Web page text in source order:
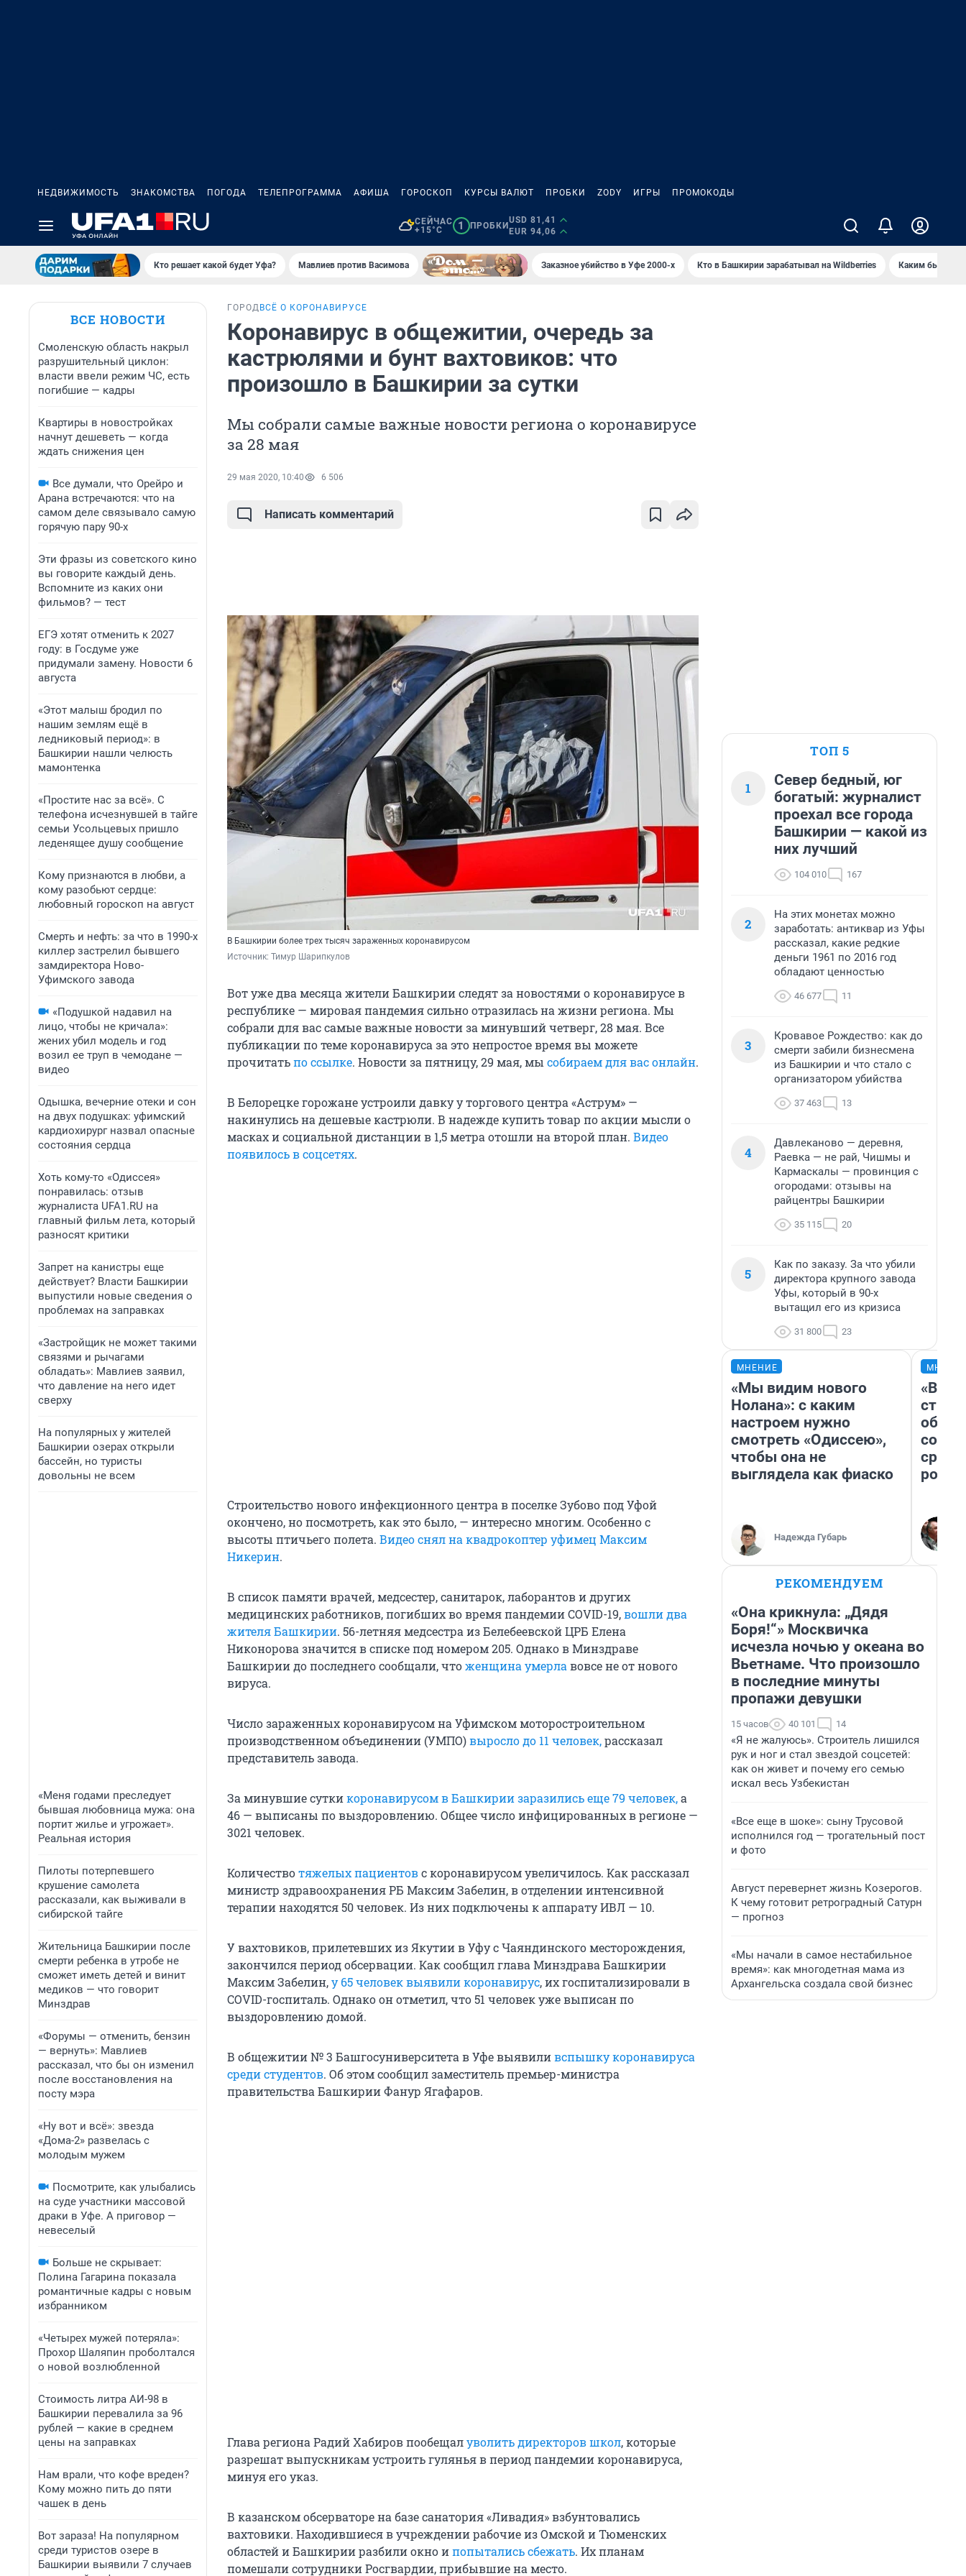
НЕДВИЖИМОСТЬ ЗНАКОМСТВА ПОГОДА ТЕЛЕПРОГРАММА АФИША ГОРОСКОП КУРСЫ ВАЛЮТ ПРОБКИ ZODY ИГРЫ ПРОМОКОДЫ
СЕЙЧАС
+15°C
1 ПРОБКИ
USD 81,41
EUR 94,06
Кто решает какой будет Уфа? Мавлиев против Васимова Заказное убийство в Уфе 2000-х Кто в Башкирии зарабатывал на Wildberries Каким было
ВСЕ НОВОСТИ
Смоленскую область накрыл
разрушительный циклон:
власти ввели режим ЧС, есть
погибшие — кадры
Квартиры в новостройках
начнут дешеветь — когда
ждать снижения цен
Все думали, что Орейро и
Арана встречаются: что на
самом деле связывало самую
горячую пару 90-х
Эти фразы из советского кино
вы говорите каждый день.
Вспомните из каких они
фильмов? — тест
ЕГЭ хотят отменить к 2027
году: в Госдуме уже
придумали замену. Новости 6
августа
«Этот малыш бродил по
нашим землям ещё в
ледниковый период»: в
Башкирии нашли челюсть
мамонтенка
«Простите нас за всё». С
телефона исчезнувшей в тайге
семьи Усольцевых пришло
леденящее душу сообщение
Кому признаются в любви, а
кому разобьют сердце:
любовный гороскоп на август
Смерть и нефть: за что в 1990-х
киллер застрелил бывшего
замдиректора Ново-
Уфимского завода
«Подушкой надавил на
лицо, чтобы не кричала»:
жених убил модель и год
возил ее труп в чемодане —
видео
Одышка, вечерние отеки и сон
на двух подушках: уфимский
кардиохирург назвал опасные
состояния сердца
Хоть кому-то «Одиссея»
понравилась: отзыв
журналиста UFA1.RU на
главный фильм лета, который
разносят критики
Запрет на канистры еще
действует? Власти Башкирии
выпустили новые сведения о
проблемах на заправках
«Застройщик не может такими
связями и рычагами
обладать»: Мавлиев заявил,
что давление на него идет
сверху
На популярных у жителей
Башкирии озерах открыли
бассейн, но туристы
довольны не всем
«Меня годами преследует
бывшая любовница мужа: она
портит жилье и угрожает».
Реальная история
Пилоты потерпевшего
крушение самолета
рассказали, как выживали в
сибирской тайге
Жительница Башкирии после
смерти ребенка в утробе не
сможет иметь детей и винит
медиков — что говорит
Минздрав
«Форумы — отменить, бензин
— вернуть»: Мавлиев
рассказал, что бы он изменил
после восстановления на
посту мэра
«Ну вот и всё»: звезда
«Дома-2» развелась с
молодым мужем
Посмотрите, как улыбались
на суде участники массовой
драки в Уфе. А приговор —
невеселый
Больше не скрывает:
Полина Гагарина показала
романтичные кадры с новым
избранником
«Четырех мужей потеряла»:
Прохор Шаляпин проболтался
о новой возлюбленной
Стоимость литра АИ-98 в
Башкирии перевалила за 96
рублей — какие в среднем
цены на заправках
Нам врали, что кофе вреден?
Кому можно пить до пяти
чашек в день
Вот зараза! На популярном
среди туристов озере в
Башкирии выявили 7 случаев
ГОРОД ВСЁ О КОРОНАВИРУСЕ
Коронавирус в общежитии, очередь за
кастрюлями и бунт вахтовиков: что
произошло в Башкирии за сутки
Мы собрали самые важные новости региона о коронавирусе
за 28 мая
29 мая 2020, 10:40 6 506
Написать комментарий
В Башкирии более трех тысяч зараженных коронавирусом
Источник: Тимур Шарипкулов
Вот уже два месяца жители Башкирии следят за новостями о коронавирусе в
республике — мировая пандемия сильно отразилась на жизни региона. Мы
собрали для вас самые важные новости за минувший четверг, 28 мая. Все
публикации по теме коронавируса за это непростое время вы можете
прочитатьпо ссылке. Новости за пятницу, 29 мая, мы собираем для вас онлайн.
В Белорецке горожане устроили давку у торгового центра «Аструм» —
накинулись на дешевые кастрюли. В надежде купить товар по акции мысли о
масках и социальной дистанции в 1,5 метра отошли на второй план. Видео
появилось в соцсетях.
Строительство нового инфекционного центра в поселке Зубово под Уфой
окончено, но посмотреть, как это было, — интересно многим. Особенно с
высоты птичьего полета. Видео снял на квадрокоптер уфимец Максим
Никерин.
В список памяти врачей, медсестер, санитарок, лаборантов и других
медицинских работников, погибших во время пандемии COVID-19,вошли два
жителя Башкирии. 56-летняя медсестра из Белебеевской ЦРБ Елена
Никонорова значится в списке под номером 205. Однако в Минздраве
Башкирии до последнего сообщали, чтоженщина умерла вовсе не от нового
вируса.
Число зараженных коронавирусом на Уфимском моторостроительном
производственном объединении (УМПО)выросло до 11 человек,рассказал
представитель завода.
За минувшие суткикоронавирусом в Башкирии заразились еще 79 человек,а
46 — выписаны по выздоровлению. Общее число инфицированных в регионе —
3021 человек.
Количествотяжелых пациентовс коронавирусом увеличилось. Как рассказал
министр здравоохранения РБ Максим Забелин, в отделении интенсивной
терапии находятся 50 человек. Из них подключены к аппарату ИВЛ — 10.
У вахтовиков, прилетевших из Якутии в Уфу с Чаяндинского месторождения,
закончился период обсервации. Как сообщил глава Минздрава Башкирии
Максим Забелин,у 65 человек выявили коронавирус, их госпитализировали в
COVID-госпиталь. Однако он отметил, что 51 человек уже выписан по
выздоровлению домой.
В общежитии № 3 Башгосуниверситета в Уфе выявиливспышку коронавируса
среди студентов. Об этом сообщил заместитель премьер-министра
правительства Башкирии Фанур Ягафаров.
Глава региона Радий Хабиров пообещалуволить директоров школ, которые
разрешат выпускникам устроить гулянья в период пандемии коронавируса,
минуя его указ.
В казанском обсерваторе на базе санатория «Ливадия» взбунтовались
вахтовики. Находившиеся в учреждении рабочие из Омской и Тюменских
областей и Башкирии разбили окно ипопытались сбежать. Их планам
помешали сотрудники Росгвардии, прибывшие на место.
ТОП 5
1
Север бедный, юг
богатый: журналист
проехал все города
Башкирии — какой из
них лучший
104 010 167
2
На этих монетах можно
заработать: антиквар из Уфы
рассказал, какие редкие
деньги 1961 по 2016 год
обладают ценностью
46 677 11
3
Кровавое Рождество: как до
смерти забили бизнесмена
из Башкирии и что стало с
организатором убийства
37 463 13
4
Давлеканово — деревня,
Раевка — не рай, Чишмы и
Кармаскалы — провинция с
огородами: отзывы на
райцентры Башкирии
35 115 20
5
Как по заказу. За что убили
директора крупного завода
Уфы, который в 90-х
вытащил его из кризиса
31 800 23
МНЕНИЕ
«Мы видим нового
Нолана»: с каким
настроем нужно
смотреть «Одиссею»,
чтобы она не
выглядела как фиаско
Надежда Губарь
«В
РЕКОМЕНДУЕМ
«Она крикнула: „Дядя
Боря!“» Москвичка
исчезла ночью у океана во
Вьетнаме. Что произошло
в последние минуты
пропажи девушки
15 часов 40 101 14
«Я не жалуюсь». Строитель лишился
рук и ног и стал звездой соцсетей:
как он живет и почему его семью
искал весь Узбекистан
«Все еще в шоке»: сыну Трусовой
исполнился год — трогательный пост
и фото
Август перевернет жизнь Козерогов.
К чему готовит ретроградный Сатурн
— прогноз
«Мы начали в самое нестабильное
время»: как многодетная мама из
Архангельска создала свой бизнес